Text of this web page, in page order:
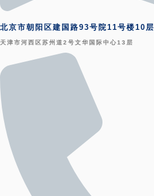
北京市朝阳区建国路93号院11号楼10层
天津市河西区苏州道2号文华国际中心13层